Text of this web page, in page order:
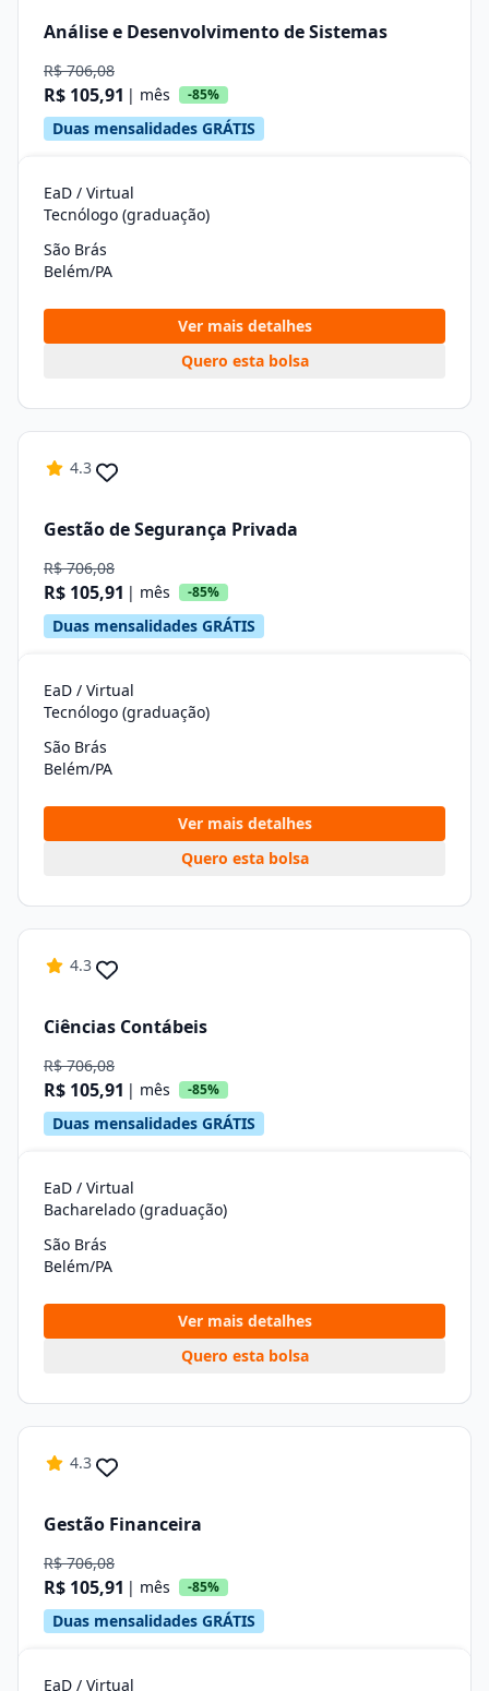
Análise e Desenvolvimento de Sistemas
R$ 706,08
R$ 105,91 | mês -85%
Duas mensalidades GRÁTIS
EaD / Virtual
Tecnólogo (graduação)
São Brás
Belém/PA
Ver mais detalhes
Quero esta bolsa
4.3
Gestão de Segurança Privada
R$ 706,08
R$ 105,91 | mês -85%
Duas mensalidades GRÁTIS
EaD / Virtual
Tecnólogo (graduação)
São Brás
Belém/PA
Ver mais detalhes
Quero esta bolsa
4.3
Ciências Contábeis
R$ 706,08
R$ 105,91 | mês -85%
Duas mensalidades GRÁTIS
EaD / Virtual
Bacharelado (graduação)
São Brás
Belém/PA
Ver mais detalhes
Quero esta bolsa
4.3
Gestão Financeira
R$ 706,08
R$ 105,91 | mês -85%
Duas mensalidades GRÁTIS
EaD / Virtual